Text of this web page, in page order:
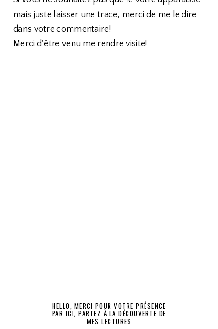
mais juste laisser une trace, merci de me le dire
dans votre commentaire!
Merci d'être venu me rendre visite!
HELLO, MERCI POUR VOTRE PRÉSENCE
PAR ICI, PARTEZ À LA DÉCOUVERTE DE
MES LECTURES